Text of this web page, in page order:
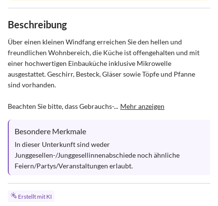
Beschreibung
Über einen kleinen Windfang erreichen Sie den hellen und
freundlichen Wohnbereich, die Küche ist offengehalten und mit
einer hochwertigen Einbauküche inklusive Mikrowelle
ausgestattet. Geschirr, Besteck, Gläser sowie Töpfe und Pfanne
sind vorhanden.
Beachten Sie bitte, dass Gebrauchs-... Mehr anzeigen
Besondere Merkmale
In dieser Unterkunft sind weder
Junggesellen-/Junggesellinnenabschiede noch ähnliche
Feiern/Partys/Veranstaltungen erlaubt.
Erstellt mit KI